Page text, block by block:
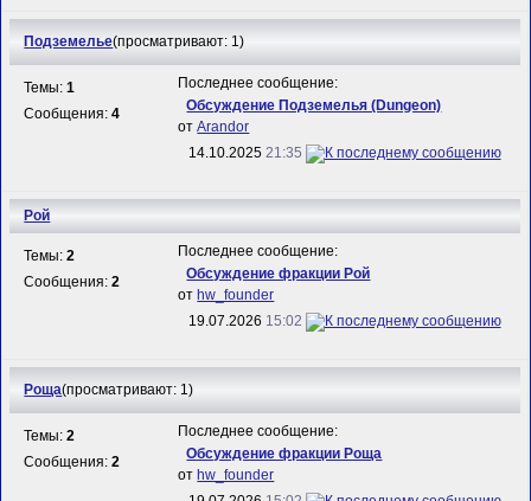
Подземелье(просматривают: 1)
Темы:1
Сообщения:4
Последнее сообщение:
Обсуждение Подземелья (Dungeon)
отArandor
14.10.2025 21:35
Рой
Темы:2
Сообщения:2
Последнее сообщение:
Обсуждение фракции Рой
от hw_founder
19.07.2026 15:02
Роща(просматривают: 1)
Темы:2
Сообщения:2
Последнее сообщение:
Обсуждение фракции Роща
от hw_founder